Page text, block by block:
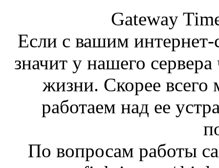
Gateway
Если с вашим интернет-
значит у нашего
жизни. Скорее
работаем над ее
По вопросам работы